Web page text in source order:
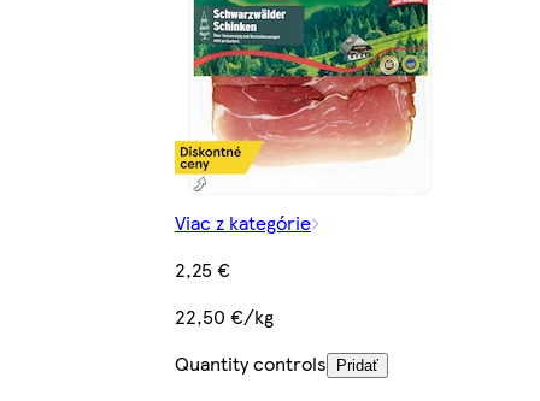
Viac z kategórie
2,25 €
22,50 €/kg
Quantity controls
Pridať